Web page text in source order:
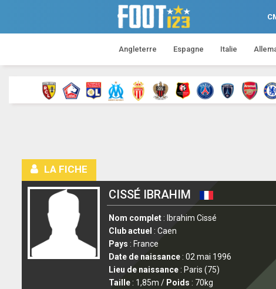
Angleterre Espagne Italie
LA FICHE
CISSÉ IBRAHIM
Nom complet : Ibrahim Cissé
Club actuel : Caen
Pays : France
Date de naissance: 02 mai 1996
Lieu de naissance: Paris (75)
Taille: 1,85m / Poids : 70kg